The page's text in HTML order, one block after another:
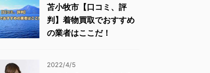
苫小牧市【口コミ、評
判】着物買取でおすすめ
の業者はここだ！
2022/4/5